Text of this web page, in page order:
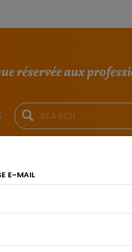
réservée aux
E-MAIL